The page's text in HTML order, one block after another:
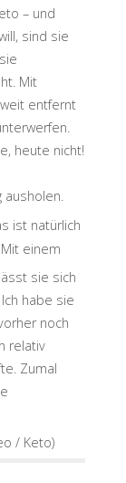
– und
sind sie
Mit
entfernt
heute nicht!
ausholen.
ist natürlich
einem
lässt sie sich
habe sie
noch
relativ
Zumal